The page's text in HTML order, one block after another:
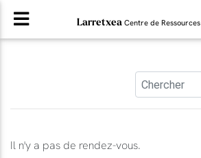
Larretxea Centre de Ressources
Il n'y a pas de rendez-vous.